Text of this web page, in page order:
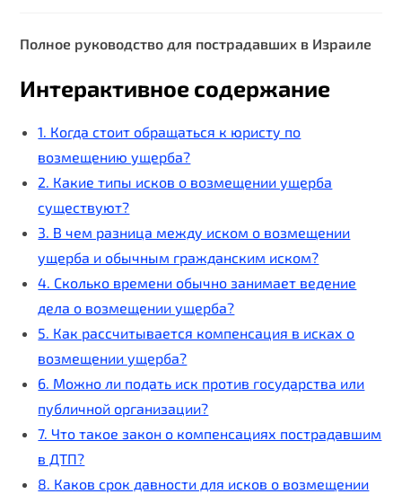
Полное руководство для пострадавших в Израиле
Интерактивное содержание
1. Когда стоит обращаться к юристу по
возмещению ущерба?
2. Какие типы исков о возмещении ущерба
существуют?
3. В чем разница между иском о возмещении
ущерба и обычным гражданским иском?
4. Сколько времени обычно занимает ведение
дела о возмещении ущерба?
5. Как рассчитывается компенсация в исках о
возмещении ущерба?
6. Можно ли подать иск против государства или
публичной организации?
7. Что такое закон о компенсациях пострадавшим
в ДТП?
8. Каков срок давности для исков о возмещении